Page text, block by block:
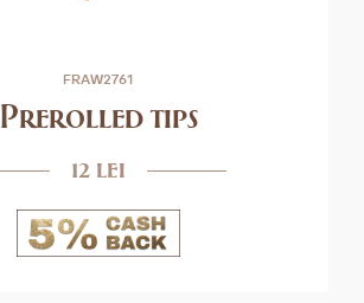
FRAW2761
Prerolled tips
12 lei